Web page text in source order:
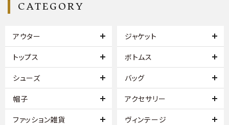
CATEGORY
アウター ジャケット
トップス ボトムス
シューズ バッグ
帽子 アクセサリー
ファッション雑貨 ヴィンテージ